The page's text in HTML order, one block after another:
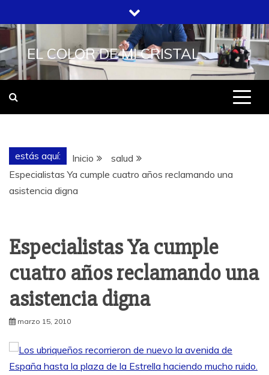
al
contenido
EL COLOR DE MI CRISTAL
estás aquí: Inicio
salud
Especialistas Ya cumple cuatro años reclamando una
asistencia digna
Especialistas Ya cumple
cuatro años reclamando una
asistencia digna
marzo 15, 2010